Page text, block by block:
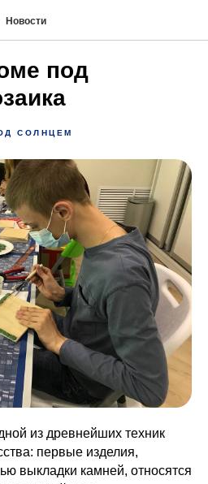
Новости
под
СОЛНЦЕМ
из древнейших техник
первые изделия,
выкладки камней, относятся